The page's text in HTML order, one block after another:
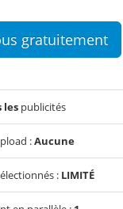
gratuitement
lespublicités
:Aucune
: LIMITÉ